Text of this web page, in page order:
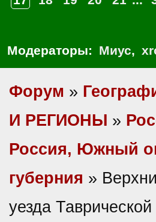
Модераторы: Миус,
Форум »
И РЕГИОНЫ »
Россия, Южный
губерния »
уезда